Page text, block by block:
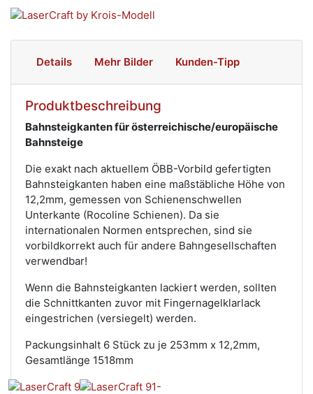
Details Mehr Bilder Kunden-Tipp
Produktbeschreibung
Bahnsteigkanten für österreichische/europäische
Bahnsteige
Die exakt nach aktuellem ÖBB-Vorbild gefertigten
Bahnsteigkanten haben eine maßstäbliche Höhe von
12,2mm, gemessen von Schienenschwellen
Unterkante (Rocoline Schienen). Da sie
internationalen Normen entsprechen, sind sie
vorbildkorrekt auch für andere Bahngesellschaften
verwendbar!
Wenn die Bahnsteigkanten lackiert werden, sollten
die Schnittkanten zuvor mit Fingernagelklarlack
eingestrichen (versiegelt) werden.
Packungsinhalt 6 Stück zu je 253mm x 12,2mm,
Gesamtlänge 1518mm